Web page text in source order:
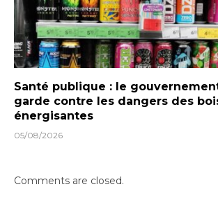
Santé publique : le
garde contre les dangers des
énergisantes
05/08/2026
Comments are closed.